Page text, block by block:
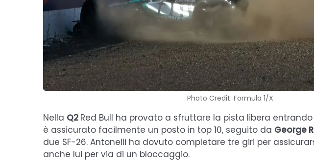
Photo Credit: Formula 1/X
Nella Q2 Red Bull ha provato a sfruttare la pista libera
è assicurato facilmente un posto in top 10, seguito da George
due SF-26. Antonelli ha dovuto completare tre giri per
anche lui per via di un bloccaggio.